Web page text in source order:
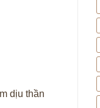
dịu thần